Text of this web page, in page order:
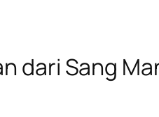
dari Sang